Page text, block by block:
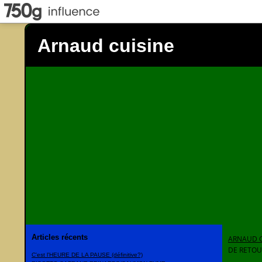
Arnaud cuisine
Articles récents
C'est l'HEURE DE LA PAUSE (définitive?)
ARNAUD
DE